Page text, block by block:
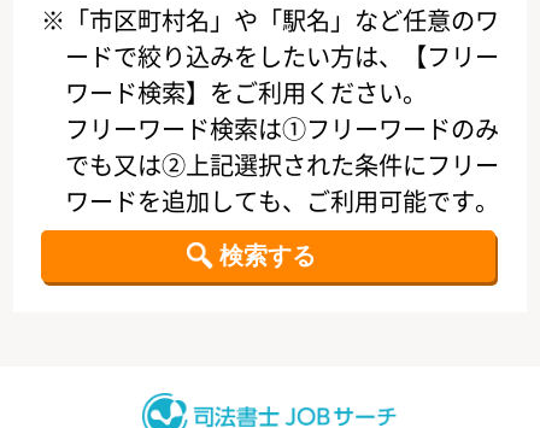
※「市区町村名」や「駅名」など任意のワ
ードで絞り込みをしたい方は、【フリー
ワード検索】をご利用ください。
フリーワード検索は①フリーワードのみ
でも又は②上記選択された条件にフリー
ワードを追加しても、ご利用可能です。